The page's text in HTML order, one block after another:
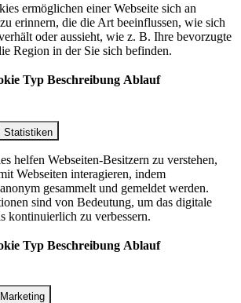
ermöglichen einer Webseite sich an
erinnern, die die Art beeinflussen, wie sich
oder aussieht, wie z. B. Ihre bevorzugte
Region in der Sie sich befinden.
Typ Beschreibung Ablauf
Statistiken
helfen Webseiten-Besitzern zu verstehen,
Webseiten interagieren, indem
gesammelt und gemeldet werden.
sind von Bedeutung, um das digitale
kontinuierlich zu verbessern.
Typ Beschreibung Ablauf
Marketing